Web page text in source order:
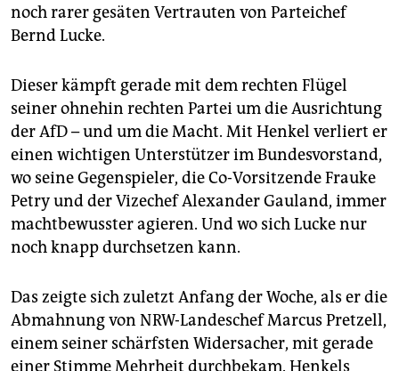
noch rarer gesäten Vertrauten von Parteichef
Bernd Lucke.
Dieser kämpft gerade mit dem rechten Flügel
seiner ohnehin rechten Partei um die Ausrichtung
der AfD – und um die Macht. Mit Henkel verliert er
einen wichtigen Unterstützer im Bundesvorstand,
wo seine Gegenspieler, die Co-Vorsitzende Frauke
Petry und der Vizechef Alexander Gauland, immer
machtbewusster agieren. Und wo sich Lucke nur
noch knapp durchsetzen kann.
Das zeigte sich zuletzt Anfang der Woche, als er die
Abmahnung von NRW-Landeschef Marcus Pretzell,
einem seiner schärfsten Widersacher, mit gerade
einer Stimme Mehrheit durchbekam. Henkels